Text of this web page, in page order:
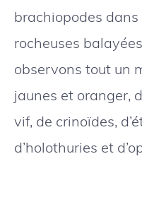
brachiopodes dans
rocheuses
observons tout un
jaunes et oranger,
vif, de crinoïdes,
d’holothuries et